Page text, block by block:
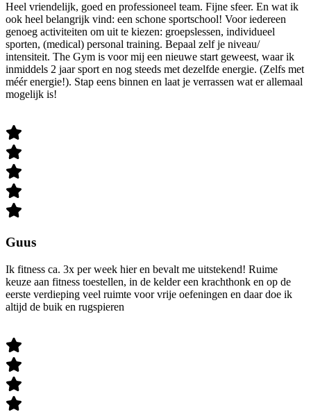
Heel vriendelijk, goed en professioneel team. Fijne sfeer. En wat ik
ook heel belangrijk vind: een schone sportschool! Voor iedereen
genoeg activiteiten om uit te kiezen: groepslessen, individueel
sporten, (medical) personal training. Bepaal zelf je niveau/
intensiteit. The Gym is voor mij een nieuwe start geweest, waar ik
inmiddels 2 jaar sport en nog steeds met dezelfde energie. (Zelfs met
méér energie!). Stap eens binnen en laat je verrassen wat er allemaal
mogelijk is!
Guus
Ik fitness ca. 3x per week hier en bevalt me uitstekend! Ruime
keuze aan fitness toestellen, in de kelder een krachthonk en op de
eerste verdieping veel ruimte voor vrije oefeningen en daar doe ik
altijd de buik en rugspieren